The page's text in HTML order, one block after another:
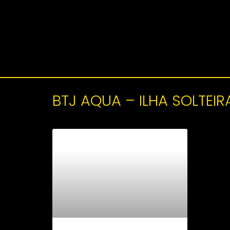
BTJ AQUA – ILHA